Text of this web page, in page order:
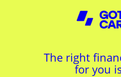
The right
for you